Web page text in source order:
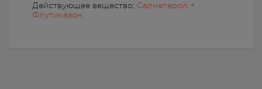
Действующее вещество: Салметерол +
Флутиказон